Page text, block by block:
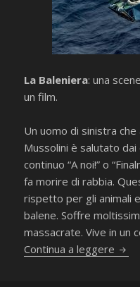
La Baleniera: una
un film.
Un uomo di sinistra
Mussolini è salutato dai
continuo “A noi!” o
fa morire di rabbia.
rispetto per gli animali
balene. Soffre
massacrate. Vive in un
Continua a leggere “La